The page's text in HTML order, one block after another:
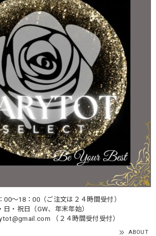
00〜18：00（ご注文は２４時間受付）
日・祝日（GW、年末年始）
（２４時間受付受付）
ABOUT